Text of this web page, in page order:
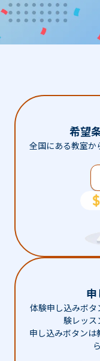
希望
全国にある教室か
体験申し込みボ
験レッス
申し込みボタン